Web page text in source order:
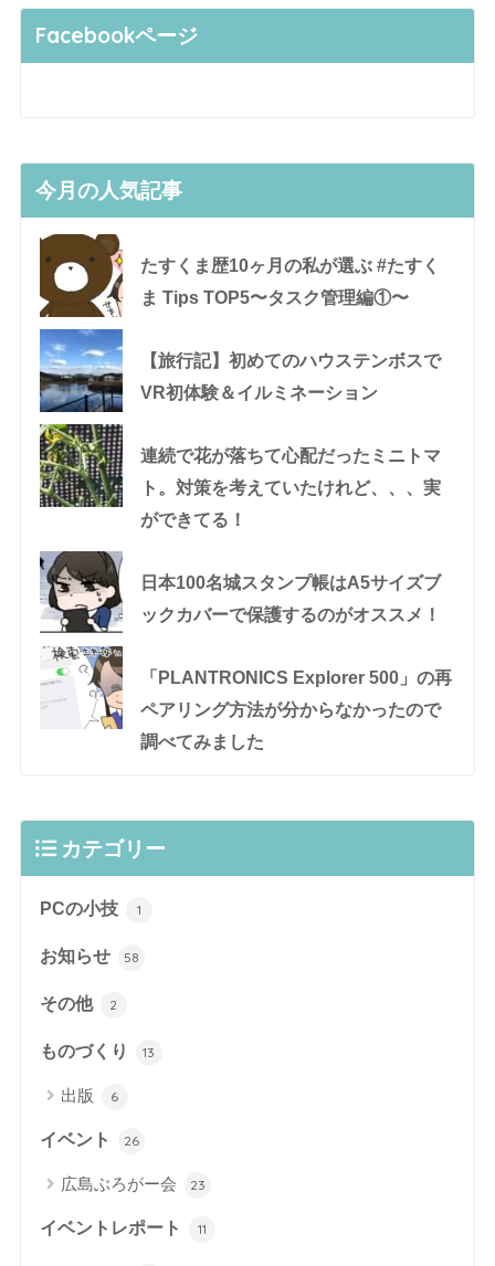
Facebookページ
今月の人気記事
たすくま歴10ヶ月の私が選ぶ #たすく
ま Tips TOP5〜タスク管理編①〜
【旅行記】初めてのハウステンボスで
VR初体験＆イルミネーション
連続で花が落ちて心配だったミニトマ
ト。対策を考えていたけれど、、、実
ができてる！
日本100名城スタンプ帳はA5サイズブ
ックカバーで保護するのがオススメ！
「PLANTRONICS Explorer 500」の再
ペアリング方法が分からなかったので
調べてみました
カテゴリー
PCの小技 1
お知らせ 58
その他 2
ものづくり 13
出版 6
イベント 26
広島ぶろがー会 23
イベントレポート 11